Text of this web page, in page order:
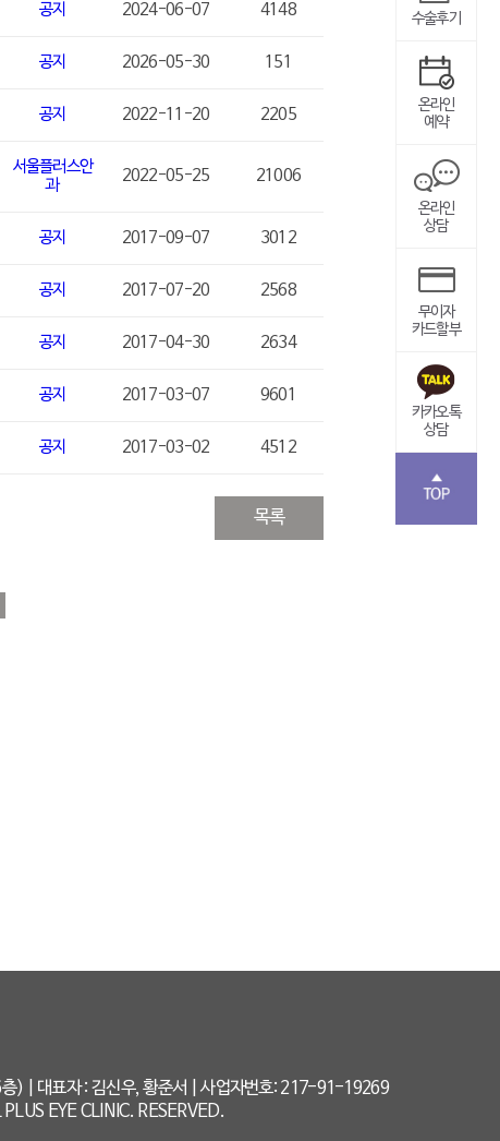
수술후기
온라인
예약
온라인
상담
무이자
카드할부
카카오톡
상담
공지 2024-06-07 4148
공지 2026-05-30 151
공지 2022-11-20 2205
과
2022-05-25 21006
공지 2017-09-07 3012
공지 2017-07-20 2568
공지 2017-04-30 2634
공지 2017-03-07 9601
공지 2017-03-02 4512
목록
층) | 대표자 : 김신우, 황준서 | 사업자번호: 217-91-19269
EYE CLINIC. RESERVED.